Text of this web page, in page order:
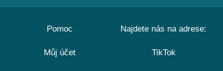
Pomoc
Můj účet
Najdete nás na adrese:
TikTok